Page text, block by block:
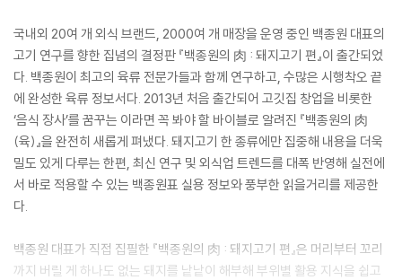
국내외 20여 개 외식 브랜드, 2000여 개 매장을 운영 중인 백종원 대표의
고기 연구를 향한 집념의 결정판 『백종원의 肉 : 돼지고기 편』이 출간되었
다. 백종원이 최고의 육류 전문가들과 함께 연구하고, 수많은 시행착오 끝
에 완성한 육류 정보서다. 2013년 처음 출간되어 고깃집 창업을 비롯한
‘음식 장사’를 꿈꾸는 이라면 꼭 봐야 할 바이블로 알려진 『백종원의 肉
(육)』을 완전히 새롭게 펴냈다. 돼지고기 한 종류에만 집중해 내용을 더욱
밀도 있게 다루는 한편, 최신 연구 및 외식업 트렌드를 대폭 반영해 실전에
서 바로 적용할 수 있는 백종원표 실용 정보와 풍부한 읽을거리를 제공한
다.
백종원 대표가 직접 집필한 『백종원의 肉 : 돼지고기 편』은 머리부터 꼬리
까지 버릴 게 하나도 없는 돼지를 낱낱이 해부해 부위별 활용 지식을 쉽고